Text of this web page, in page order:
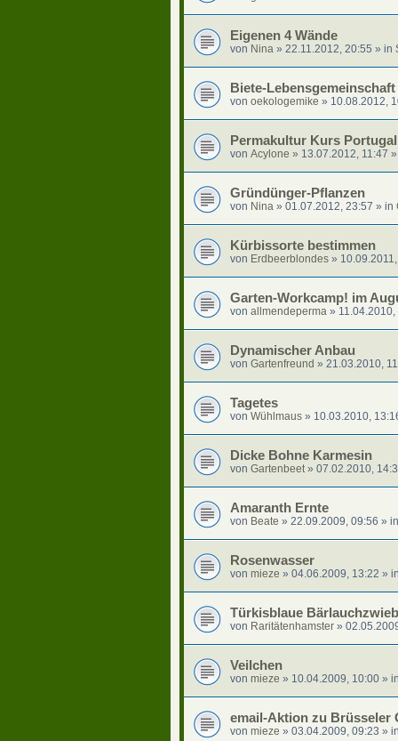
Eigenen 4 Wände
von Nina » 22.11.2012, 20:55 » in
Biete-
von oekologemike » 10.08.2012,
Permakultur Kurs Portugal
von Acylone » 13.07.2012, 11:47
Gründünger-Pflanzen
von Nina » 01.07.2012, 23:57 » in
Kürbissorte bestimmen
von Erdbeerblondes »
Garten-Workcamp! im
von allmendeperma »
Dynamischer Anbau
von Gartenfreund » 21.03.2010,
Tagetes
von Wühlmaus » 10.03.2010,
Dicke Bohne Karmesin
von Gartenbeet» 07.02.2010,
Amaranth Ernte
von Beate » 22.09.2009, 09:56 » in
Rosenwasser
von mieze » 04.06.2009, 13:22 » in
Türkisblaue
von Raritätenhamster »
Veilchen
von mieze » 10.04.2009, 10:00 » in
email-Aktion zu Brüsseler
von mieze » 03.04.2009, 09:23 » in